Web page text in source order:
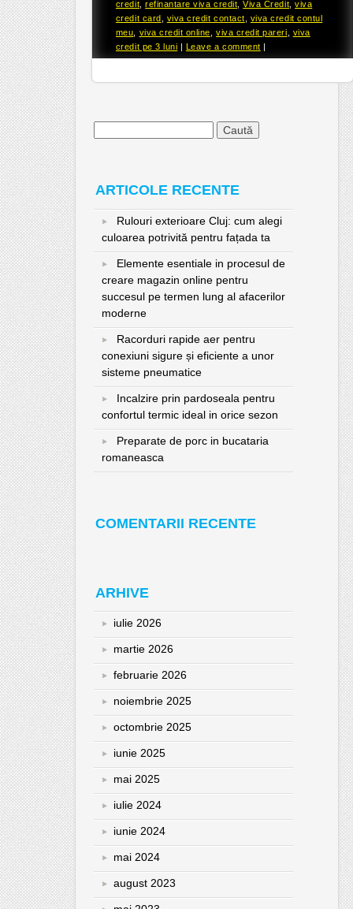
credit ,refinantare viva credit ,Viva Credit ,viva
credit card
viva credit contact
viva credit contul
meu
viva credit online ,viva credit pareri
viva
credit pe 3 luni | Leave a comment |
ARTICOLE RECENTE
Rulouri exterioare Cluj: cum alegi
culoarea potrivită pentru fațada ta
Elemente esentiale in procesul de
creare magazin online pentru
succesul pe termen lung al afacerilor
moderne
Racorduri rapide aer pentru
conexiuni sigure și eficiente a unor
sisteme pneumatice
Incalzire prin pardoseala pentru
confortul termic ideal in orice sezon
Preparate de porc in bucataria
romaneasca
COMENTARII RECENTE
ARHIVE
iulie 2026
martie 2026
februarie 2026
noiembrie 2025
octombrie 2025
iunie 2025
mai 2025
iulie 2024
iunie 2024
mai 2024
august 2023